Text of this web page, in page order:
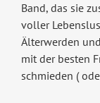
Band, das sie
voller
Älterwerden
mit der besten
schmieden (